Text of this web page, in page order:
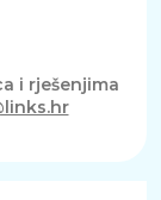
i rješenjima